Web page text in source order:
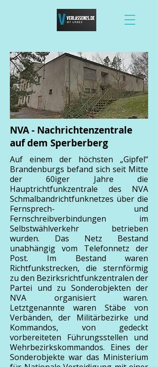
NVA - Nachrichtenzentrale
auf dem Sperberberg
Auf einem der höchsten „Gipfel“
Brandenburgs befand sich seit Mitte
der 60iger Jahre die
Hauptrichtfunkzentrale des NVA
Schmalbandrichtfunknetzes über die
Fernsprech- und
Fernschreibverbindungen im
Selbstwählverkehr betrieben
wurden. Das Netz Bestand
unabhängig vom Telefonnetz der
Post. Im Bestand waren
Richtfunkstrecken, die sternförmig
zu den Bezirksrichtfunkzentralen der
Partei und zu Sonderobjekten der
NVA organisiert waren.
Letztgenannte waren Stäbe von
Verbänden, der Militärbezirke und
Kommandos, von gedeckt
vorbereiteten Führungsstellen und
Wehrbezirkskommandos. Eines der
Sonderobjekte war das Ministerium